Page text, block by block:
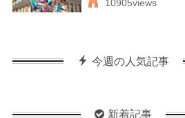
10905views
今週の人気記事
新着記事